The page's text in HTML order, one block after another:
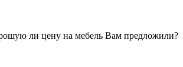
ли цену на мебель Вам предложили?